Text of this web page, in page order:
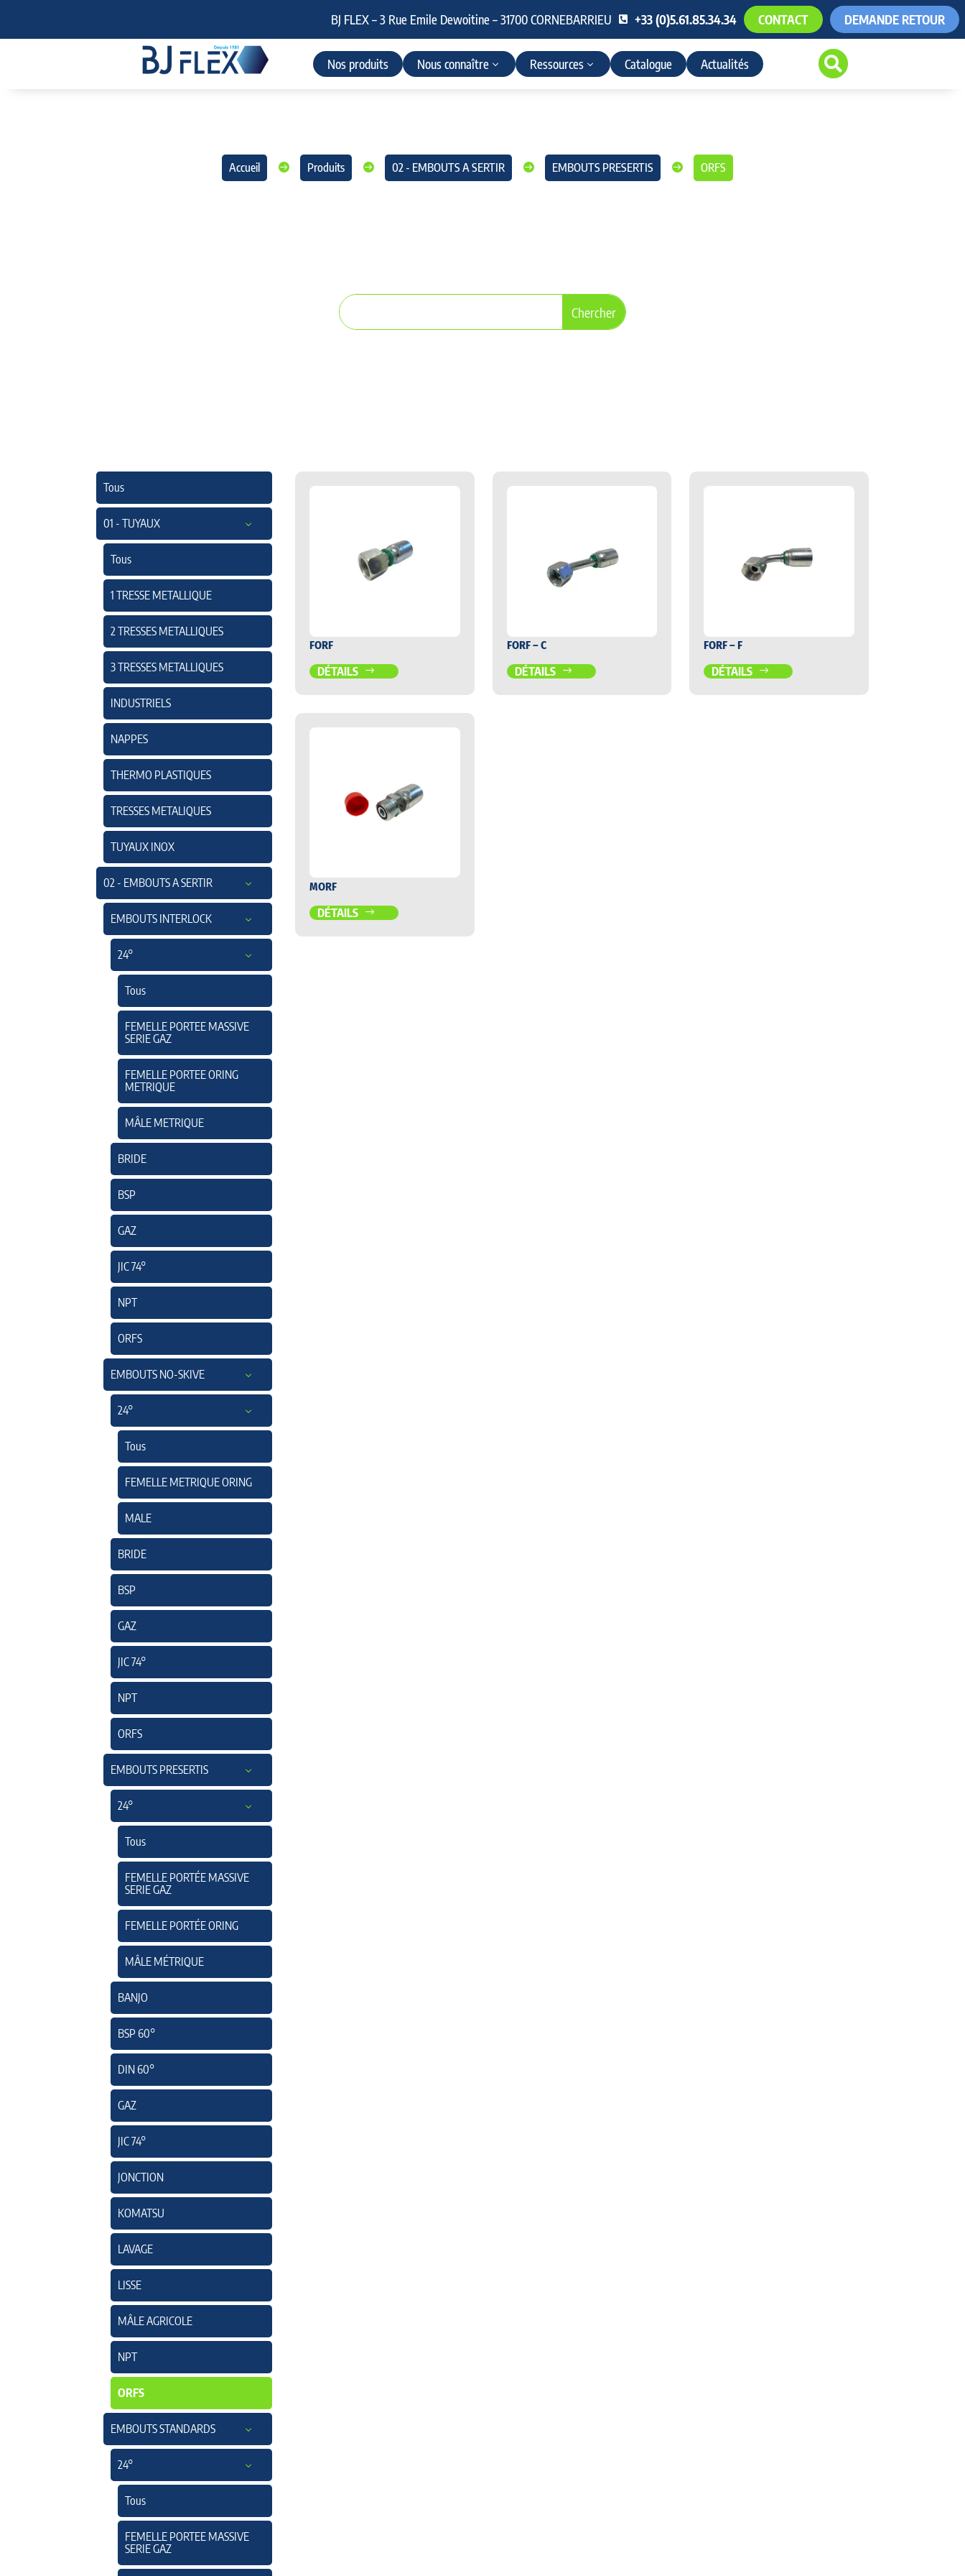
BJ FLEX – 3 Rue Emile Dewoitine – 31700 CORNEBARRIEU  +33 (0)5.61.85.34.34 CONTACT DEMANDE RETOUR
Nos produits Nous connaître Ressources Catalogue Actualités 
Accueil  Produits  02 - EMBOUTS A SERTIR  EMBOUTS PRESERTIS  ORFS
Tous
01 - TUYAUX
Tous
1 TRESSE METALLIQUE
2 TRESSES METALLIQUES
3 TRESSES METALLIQUES
INDUSTRIELS
NAPPES
THERMO PLASTIQUES
TRESSES METALIQUES
TUYAUX INOX
02 - EMBOUTS A SERTIR
EMBOUTS INTERLOCK
24°
Tous
FEMELLE PORTEE MASSIVE
SERIE GAZ
FEMELLE PORTEE ORING
METRIQUE
MÂLE METRIQUE
BRIDE
BSP
GAZ
JIC 74°
NPT
ORFS
EMBOUTS NO-SKIVE
24°
Tous
FEMELLE METRIQUE ORING
MALE
BRIDE
BSP
GAZ
JIC 74°
NPT
ORFS
EMBOUTS PRESERTIS
24°
Tous
FEMELLE PORTÉE MASSIVE
SERIE GAZ
FEMELLE PORTÉE ORING
MÂLE MÉTRIQUE
BANJO
BSP 60°
DIN 60°
GAZ
JIC 74°
JONCTION
KOMATSU
LAVAGE
LISSE
MÂLE AGRICOLE
NPT
ORFS
EMBOUTS STANDARDS
24°
Tous
FEMELLE PORTEE MASSIVE
SERIE GAZ
FORF
DÉTAILS
FORF – C
DÉTAILS
FORF – F
DÉTAILS
MORF
DÉTAILS